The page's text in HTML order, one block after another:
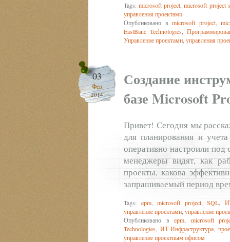
Tags:microsoft project ,microsoft project
управления проектами
Опубликовано в microsoft project,
EastBanc Technologies ,
Управление проектами управления
03
Фев
2014
Создание
базе Microsoft
Привет! Сегодня мы
для планирования и
оперативно настроили под
менеджеры видят, как
проекты, какова
запрашиваемый период
Tags: epm,microsoft project,SQL
управление проектами управление
Опубликовано в epm
microsoft
Technologies ,ИТ-Инфраструктура ,
управление проектным офисом